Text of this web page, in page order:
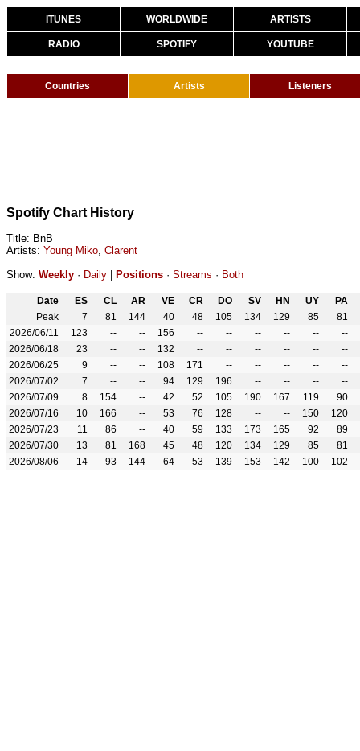
ITUNES WORLDWIDE ARTISTS
RADIO SPOTIFY YOUTUBE
Countries Artists Listeners
Spotify Chart History
Title: BnB
Artists: Young Miko, Clarent
Show: Weekly · Daily Positions · Streams · Both
Date ES CL AR VE CR DO SV HN UY
PA
Peak
7 81 144 40 48 105 134 129 85
81
2026/06/11
123 -- -- 156 -- -- -- -- --
--
2026/06/18
23 -- -- 132 -- -- -- -- --
--
2026/06/25
9 -- -- 108 171 -- -- -- --
--
2026/07/02
7 -- -- 94 129 196 -- -- --
--
2026/07/09
8 154 -- 42 52 105 190 167 119
90
2026/07/16
10 166 -- 53 76 128 -- -- 150
120
2026/07/23
11 86 -- 40 59 133 173 165 92
89
2026/07/30
13 81 168 45 48 120 134 129 85
81
2026/08/06
14 93 144 64 53 139 153 142 100 102